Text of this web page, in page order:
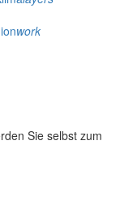
work
Sie selbst zum